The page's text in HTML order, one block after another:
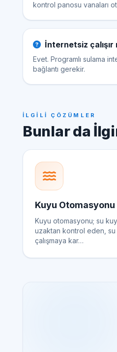
kontrol panosu vanaları
İnternetsiz çalışır
Evet. Programlı sulama
bağlantı gerekir.
İLGILI ÇÖZÜMLER
Bunlar da
Kuyu Otomasyonu
Kuyu otomasyonu; su
uzaktan kontrol eden,
çalışmaya kar…